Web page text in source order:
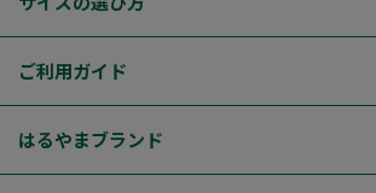
ご利用ガイド
はるやまブランド